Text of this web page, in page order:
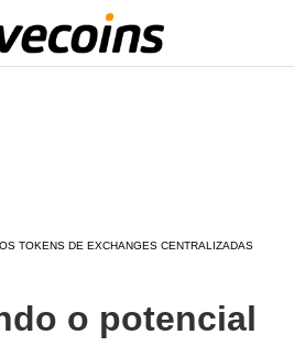
TOKENS DE EXCHANGES CENTRALIZADAS
o potencial